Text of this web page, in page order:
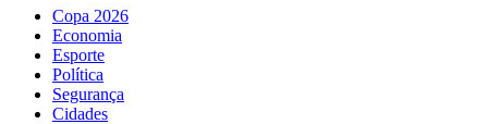
Copa 2026
Economia
Esporte
Política
Segurança
Cidades